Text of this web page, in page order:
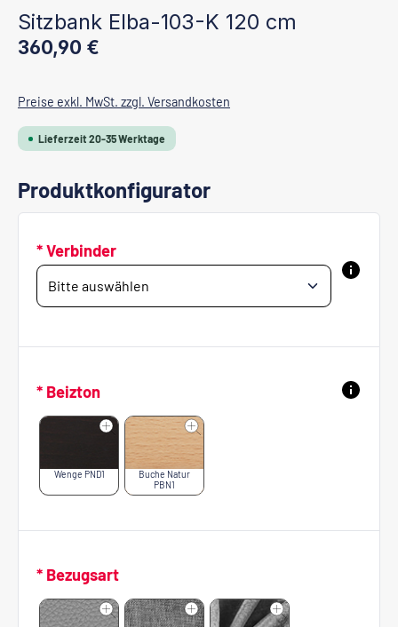
Sitzbank Elba-103-K 120 cm
Regulärer Preis:
360,90 €
Preise exkl. MwSt. zzgl. Versandkosten
Lieferzeit 20-35 Werktage
Produktkonfigurator
* Verbinder
* Beizton
Wenge PND1
Buche Natur
PBN1
* Bezugsart